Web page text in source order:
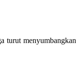
turut menyumbangkan